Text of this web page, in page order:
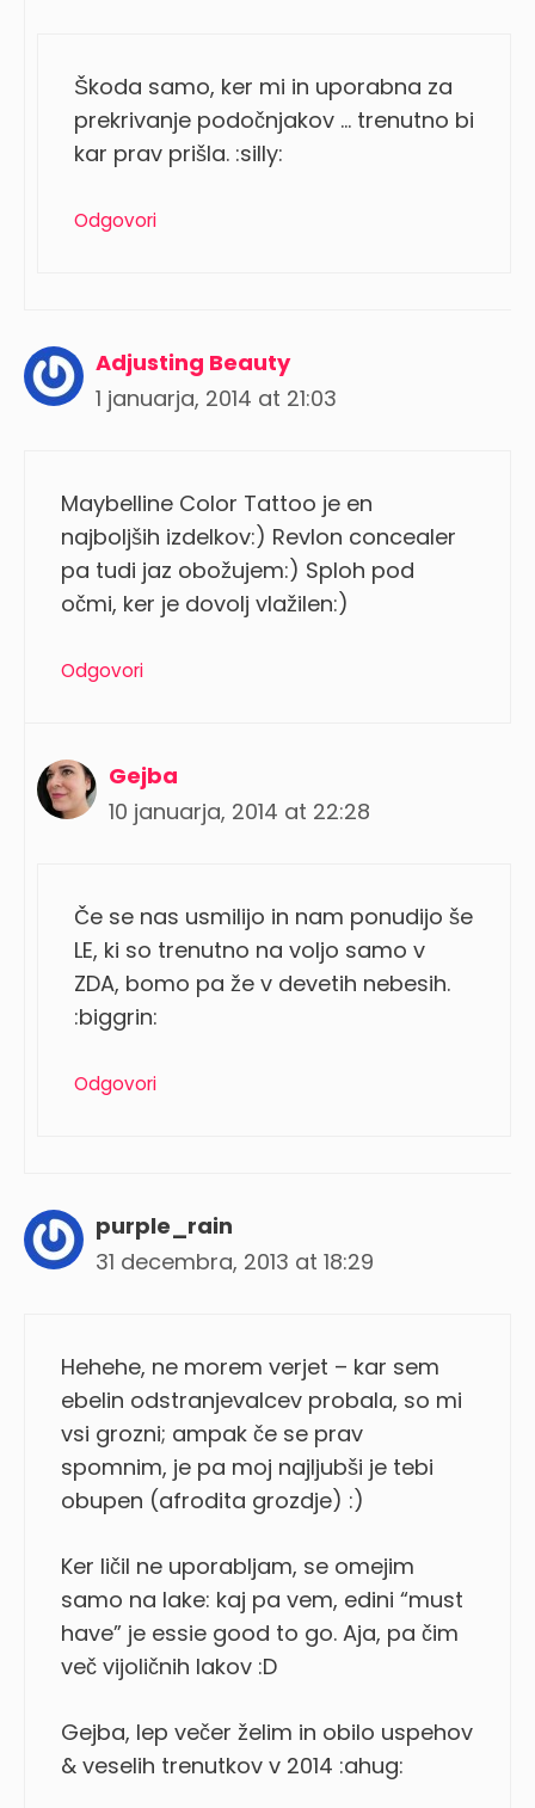
Škoda samo, ker mi in uporabna za
prekrivanje podočnjakov … trenutno bi
kar prav prišla. :silly:
Odgovori
Adjusting Beauty
1 januarja, 2014 at 21:03
Maybelline Color Tattoo je en
najboljših izdelkov:) Revlon concealer
pa tudi jaz obožujem:) Sploh pod
očmi, ker je dovolj vlažilen:)
Odgovori
Gejba
10 januarja, 2014 at 22:28
Če se nas usmilijo in nam ponudijo še
LE, ki so trenutno na voljo samo v
ZDA, bomo pa že v devetih nebesih.
:biggrin:
Odgovori
purple_rain
31 decembra, 2013 at 18:29
Hehehe, ne morem verjet – kar sem
ebelin odstranjevalcev probala, so mi
vsi grozni; ampak če se prav
spomnim, je pa moj najljubši je tebi
obupen (afrodita grozdje) :)
Ker ličil ne uporabljam, se omejim
samo na lake: kaj pa vem, edini “must
have” je essie good to go. Aja, pa čim
več vijoličnih lakov :D
Gejba, lep večer želim in obilo uspehov
& veselih trenutkov v 2014 :ahug: